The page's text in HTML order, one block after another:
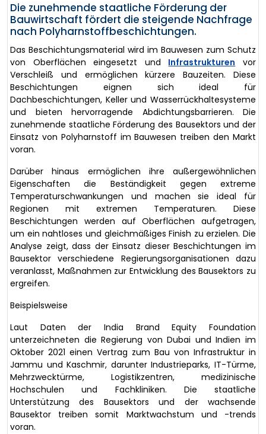
Die zunehmende staatliche Förderung der
Bauwirtschaft fördert die steigende Nachfrage
nach Polyharnstoffbeschichtungen.
Das Beschichtungsmaterial wird im Bauwesen zum Schutz
von Oberflächen eingesetzt und Infrastrukturen vor
Verschleiß und ermöglichen kürzere Bauzeiten. Diese
Beschichtungen eignen sich ideal für
Dachbeschichtungen, Keller und Wasserrückhaltesysteme
und bieten hervorragende Abdichtungsbarrieren. Die
zunehmende staatliche Förderung des Bausektors und der
Einsatz von Polyharnstoff im Bauwesen treiben den Markt
voran.
Darüber hinaus ermöglichen ihre außergewöhnlichen
Eigenschaften die Beständigkeit gegen extreme
Temperaturschwankungen und machen sie ideal für
Regionen mit extremen Temperaturen. Diese
Beschichtungen werden auf Oberflächen aufgetragen,
um ein nahtloses und gleichmäßiges Finish zu erzielen. Die
Analyse zeigt, dass der Einsatz dieser Beschichtungen im
Bausektor verschiedene Regierungsorganisationen dazu
veranlasst, Maßnahmen zur Entwicklung des Bausektors zu
ergreifen.
Beispielsweise
Laut Daten der India Brand Equity Foundation
unterzeichneten die Regierung von Dubai und Indien im
Oktober 2021 einen Vertrag zum Bau von Infrastruktur in
Jammu und Kaschmir, darunter Industrieparks, IT-Türme,
Mehrzwecktürme, Logistikzentren, medizinische
Hochschulen und Fachkliniken. Die staatliche
Unterstützung des Bausektors und der wachsende
Bausektor treiben somit Marktwachstum und -trends
voran.